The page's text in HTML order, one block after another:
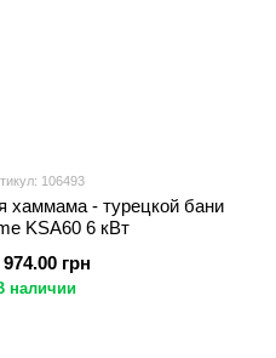
106493
хаммама - турецкой бани
KSA60 6 кВт
грн
наличии